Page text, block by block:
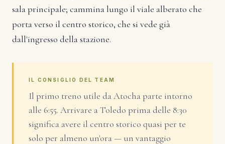
sala principale; cammina lungo il viale alberato che
porta verso il centro storico, che si vede già
dall'ingresso della stazione.
IL CONSIGLIO DEL TEAM
Il primo treno utile da Atocha parte intorno
alle 6:55. Arrivare a Toledo prima delle 8:30
significa avere il centro storico quasi per te
solo per almeno un'ora — un vantaggio